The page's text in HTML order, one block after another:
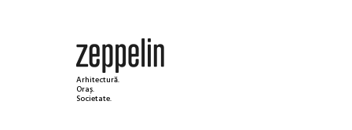
Arhitectură.
Oraș.
Societate.